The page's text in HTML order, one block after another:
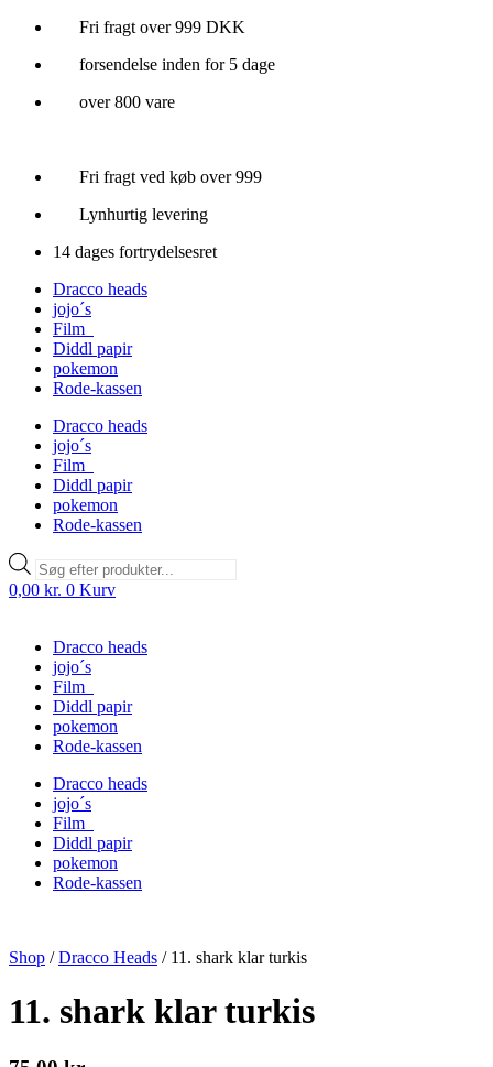
Videre
indhold
Fri fragt over 999 DKK
forsendelse inden for 5 dage
over 800 vare
Fri fragt ved køb over 999
Lynhurtig levering
14 dages fortrydelsesret
Dracco heads
jojo´s
Film
Diddl papir
pokemon
Rode-kassen
Dracco heads
jojo´s
Film
Diddl papir
pokemon
Rode-kassen
Products
search
0,00 kr. 0 Kurv
Dracco heads
jojo´s
Film
Diddl papir
pokemon
Rode-kassen
Dracco heads
jojo´s
Film
Diddl papir
pokemon
Rode-kassen
Shop /Dracco Heads / 11. shark klar turkis
11. shark klar turkis